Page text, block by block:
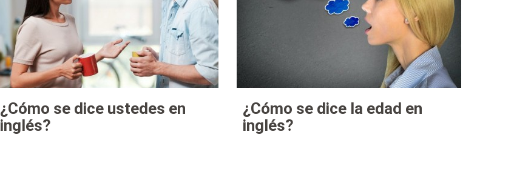
¿Cómo se dice ustedes en
inglés?
¿Cómo se dice la edad en
inglés?